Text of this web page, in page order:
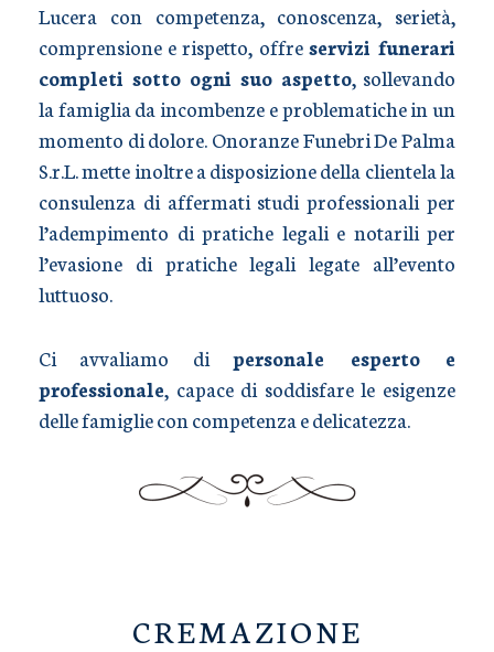
Lucera con competenza, conoscenza, serietà,
comprensione e rispetto, offreservizi funerari
completi sotto ogni suo aspetto, sollevando
la famiglia da incombenze e problematiche in un
momento di dolore. Onoranze Funebri De Palma
S.r.L. mette inoltre a disposizione della clientela la
consulenza di affermati studi professionali per
l’adempimento di pratiche legali e notarili per
l’evasione di pratiche legali legate all’evento
luttuoso.
Ci avvaliamo dipersonale esperto e
professionale, capace di soddisfare le esigenze
delle famiglie con competenza e delicatezza.
CREMAZIONE